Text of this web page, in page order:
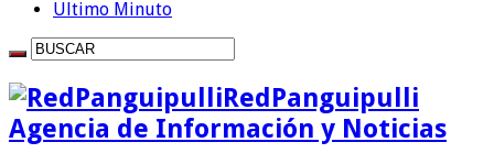
Ultimo Minuto
RedPanguipulli
Agencia de Información y Noticias